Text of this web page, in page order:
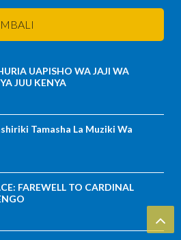
UAPISHO WA JAJI WA
JUU KENYA
Tamasha La Muziki Wa
FAREWELL TO CARDINAL